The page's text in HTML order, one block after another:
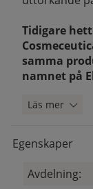
Tidigare
samma
namnet på
Läs mer
Egenskaper
Avdelning: